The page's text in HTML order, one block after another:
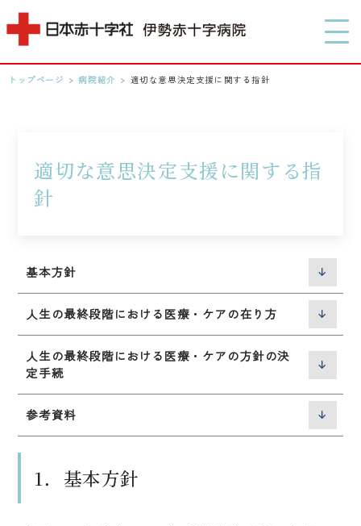
MENU
0596-28-2171
検索する
トップページ >病院紹介 > 適切な意思決定支援に関する指針
適切な意思決定支援に関する指
針
基本方針
人生の最終段階における医療・ケアの在り方
人生の最終段階における医療・ケアの方針の決
定手続
参考資料
1．基本方針